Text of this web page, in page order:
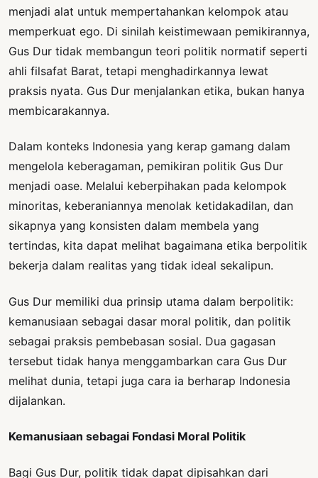
menjadi alat untuk mempertahankan kelompok atau
memperkuat ego. Di sinilah keistimewaan pemikirannya,
Gus Dur tidak membangun teori politik normatif seperti
ahli filsafat Barat, tetapi menghadirkannya lewat
praksis nyata. Gus Dur menjalankan etika, bukan hanya
membicarakannya.
Dalam konteks Indonesia yang kerap gamang dalam
mengelola keberagaman, pemikiran politik Gus Dur
menjadi oase. Melalui keberpihakan pada kelompok
minoritas, keberaniannya menolak ketidakadilan, dan
sikapnya yang konsisten dalam membela yang
tertindas, kita dapat melihat bagaimana etika berpolitik
bekerja dalam realitas yang tidak ideal sekalipun.
Gus Dur memiliki dua prinsip utama dalam berpolitik:
kemanusiaan sebagai dasar moral politik, dan politik
sebagai praksis pembebasan sosial. Dua gagasan
tersebut tidak hanya menggambarkan cara Gus Dur
melihat dunia, tetapi juga cara ia berharap Indonesia
dijalankan.
Kemanusiaan sebagai Fondasi Moral Politik
Bagi Gus Dur, politik tidak dapat dipisahkan dari